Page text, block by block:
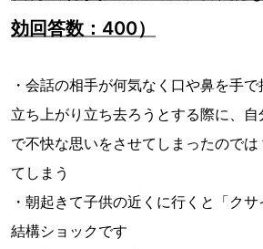
効回答数：400）
・会話の相手が何気なく口や鼻を手
立ち上がり立ち去ろうとする際に、
で不快な思いをさせてしまったので
てしまう
・朝起きて子供の近くに行くと「クサ
結構ショックです